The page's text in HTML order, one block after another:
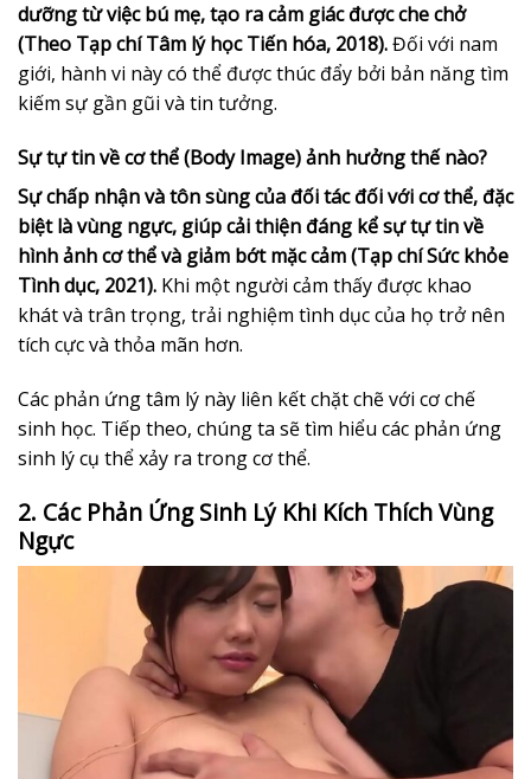
dưỡng từ việc bú mẹ, tạo ra cảm giác được che chở
(Theo Tạp chí Tâm lý học Tiến hóa, 2018).Đối với nam
giới, hành vi này có thể được thúc đẩy bởi bản năng tìm
kiếm sự gần gũi và tin tưởng.
Sự tự tin về cơ thể (Body Image) ảnh hưởng thế nào?
Sự chấp nhận và tôn sùng của đối tác đối với cơ thể, đặc
biệt là vùng ngực, giúp cải thiện đáng kể sự tự tin về
hình ảnh cơ thể và giảm bớt mặc cảm (Tạp chí Sức khỏe
Tình dục, 2021). Khi một người cảm thấy được khao
khát và trân trọng, trải nghiệm tình dục của họ trở nên
tích cực và thỏa mãn hơn.
Các phản ứng tâm lý này liên kết chặt chẽ với cơ chế
sinh học. Tiếp theo, chúng ta sẽ tìm hiểu các phản ứng
sinh lý cụ thể xảy ra trong cơ thể.
2. Các Phản Ứng Sinh Lý Khi Kích Thích Vùng
Ngực